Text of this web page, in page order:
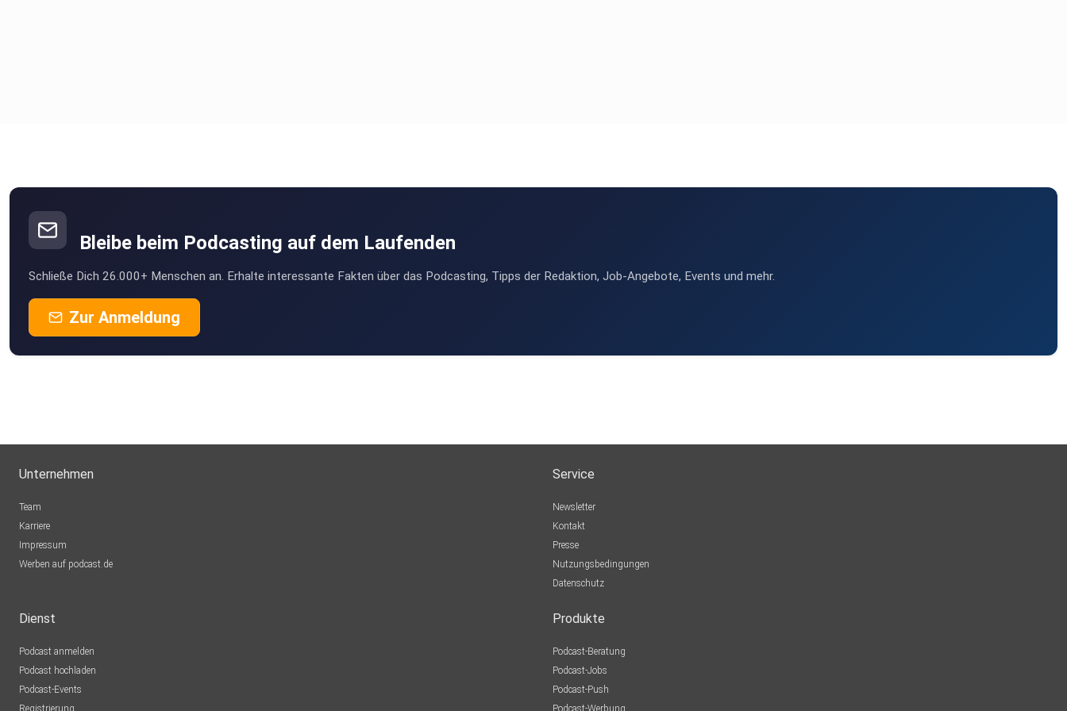
Bleibe beim Podcasting auf dem Laufenden
Schließe Dich 26.000+ Menschen an. Erhalte interessante Fakten über das Podcasting, Tipps der Redaktion, Job-Angebote, Events und mehr.
Zur Anmeldung
Unternehmen
Team
Karriere
Impressum
Werben auf podcast.de
Service
Newsletter
Kontakt
Presse
Nutzungsbedingungen
Datenschutz
Dienst
Podcast anmelden
Podcast hochladen
Podcast-Events
Registrierung
Produkte
Podcast-Beratung
Podcast-Jobs
Podcast-Push
Podcast-Werbung